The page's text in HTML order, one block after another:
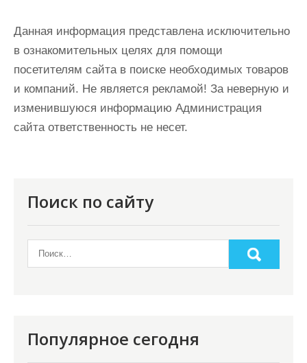
Данная информация представлена исключительно
в ознакомительных целях для помощи
посетителям сайта в поиске необходимых товаров
и компаний. Не является рекламой! За неверную и
изменившуюся информацию Администрация
сайта ответственность не несет.
Поиск по сайту
Популярное сегодня